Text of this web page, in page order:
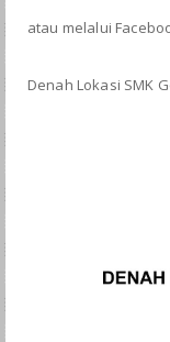
atau melalui
Denah Lokasi SMK